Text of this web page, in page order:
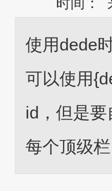
使用dede
可以使用
id，但是
每个顶级